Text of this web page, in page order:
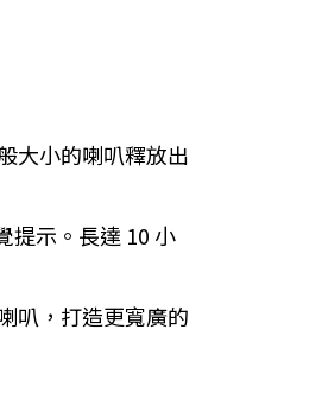
大小的喇叭釋放出
提示。長達 10 小
叭，打造更寬廣的